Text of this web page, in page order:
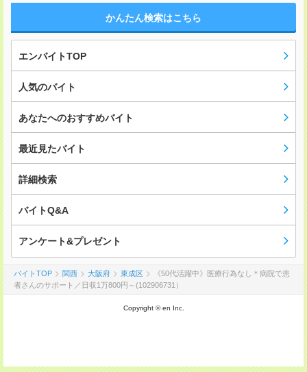
かんたん検索はこちら
エンバイトTOP
人気のバイト
あなたへのおすすめバイト
最近見たバイト
詳細検索
バイトQ&A
アンケート&プレゼント
バイトTOP 関西 大阪府 東成区
《50代活躍中》医療行為なし＊病院で患
者さんのサポート／日収1万800円～(102906731）
Copyright © en Inc.